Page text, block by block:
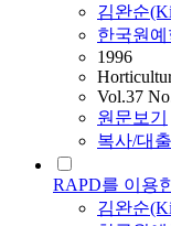
김완순
한국원예
1996
Vol.37
원문보기
복사/대
RAPD를 이용
김완순